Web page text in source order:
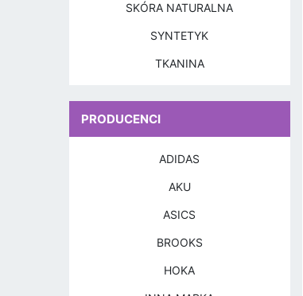
SKÓRA NATURALNA
SYNTETYK
TKANINA
PRODUCENCI
ADIDAS
AKU
ASICS
BROOKS
HOKA